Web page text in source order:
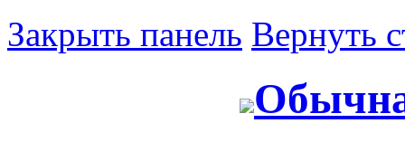
Закрыть панель Вернуть